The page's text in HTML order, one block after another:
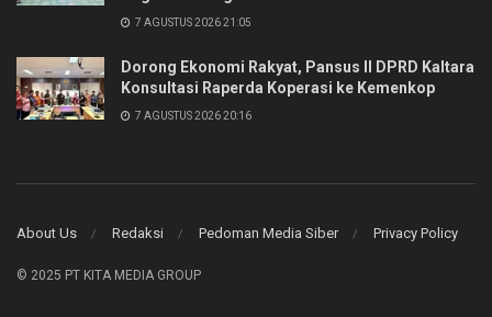
7 AGUSTUS 2026 21:05
Dorong Ekonomi Rakyat, Pansus II DPRD Kaltara
Konsultasi Raperda Koperasi ke Kemenkop
7 AGUSTUS 2026 20:16
About Us Redaksi Pedoman Media Siber Privacy Policy
© 2025 PT KITA MEDIA GROUP